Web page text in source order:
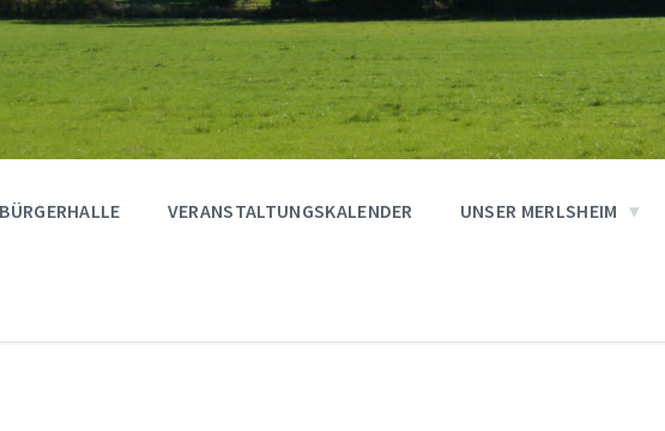
BÜRGERHALLE VERANSTALTUNGSKALENDER UNSER MERLSHEIM